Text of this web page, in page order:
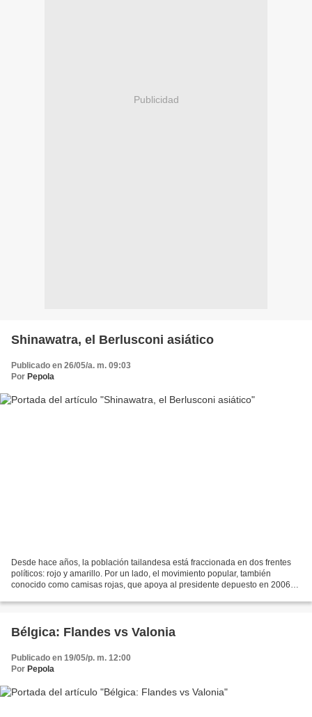
Publicidad
Shinawatra, el Berlusconi asiático
Publicado en 26/05/a. m. 09:03
Por Pepola
Desde hace años, la población tailandesa está fraccionada en dos frentes
políticos: rojo y amarillo. Por un lado, el movimiento popular, también
conocido como camisas rojas, que apoya al presidente depuesto en 2006
Bélgica: Flandes vs Valonia
Publicado en 19/05/p. m. 12:00
Por Pepola